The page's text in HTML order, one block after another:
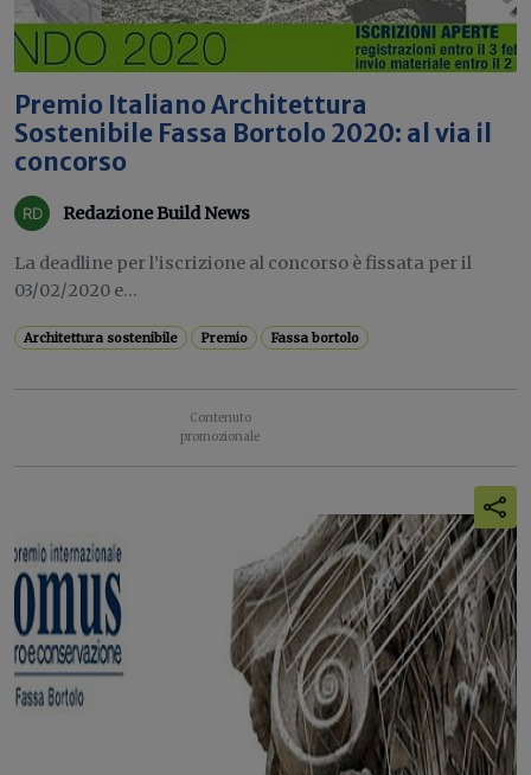
Premio Italiano Architettura
Sostenibile Fassa Bortolo 2020: al via il
concorso
Redazione Build News
La deadline per l’iscrizione al concorso è fissata per il
03/02/2020 e...
Architettura sostenibile Premio Fassa bortolo